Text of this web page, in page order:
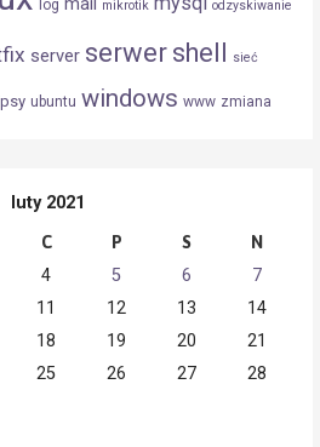
log mikrotik odzyskiwanie
server serwer shell sieć
ubuntu windows www zmiana
luty 2021
C P S N
4 5 6
7
11 12 13
14
18 19 20
21
25 26 27 28